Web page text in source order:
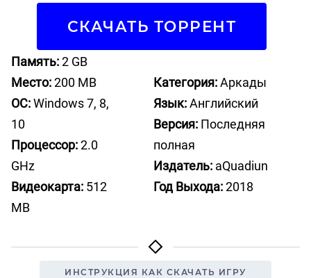
СКАЧАТЬ ТОРРЕНТ
Память:2 GB
Место:200 MB
ОС:Windows 7, 8,
10
Процессор:2.0
GHz
Видеокарта: 512
MB
Категория:Аркады
Язык:Английский
Версия: Последняя
полная
Издатель: aQuadiun
Год Выхода:2018
ИНСТРУКЦИЯ КАК СКАЧАТЬ ИГРУ